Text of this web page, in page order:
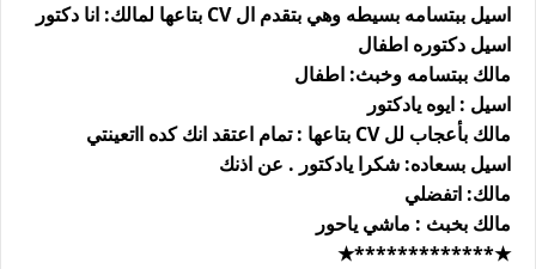
اسيل ببتسامه بسيطه وهي بتقدم ال CV بتاعها لمالك: انا دكتور
اسيل دكتوره اطفال
مالك ببتسامه وخبث: اطفال
اسيل : ايوه يادكتور
مالك بأعجاب لل CV بتاعها : تمام اعتقد انك كده ااتعينتي
اسيل بسعاده: شكرا يادكتور . عن اذنك
مالك: اتفضلي
مالك بخبث : ماشي ياحور
★*************★